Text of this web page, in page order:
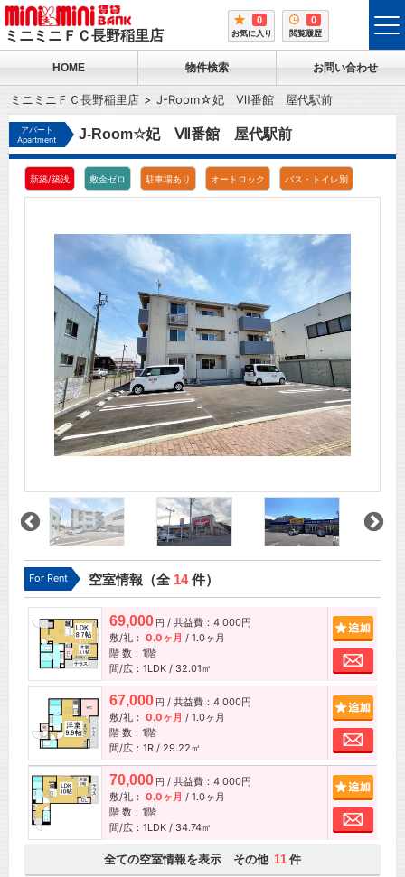
ミニミニＦＣ長野稲里店
0
お気に入り
0
閲覧履歴
HOME 物件検索 お問い合わせ
ミニミニＦＣ長野稲里店 J-Room☆妃 Ⅶ番館 屋代駅前
アパート
Apartment
J-Room☆妃 Ⅶ番館 屋代駅前
新築/築浅 敷金ゼロ 駐車場あり オートロック バス・トイレ別
For Rent 空室情報（全 14件）
69,000 円 / 共益費：4,000円
敷/礼： 0.0ヶ月 / 1.0ヶ月
階 数：1階
間/広：1LDK / 32.01㎡
お問
67,000 円 / 共益費：4,000円
敷/礼： 0.0ヶ月 / 1.0ヶ月
階 数：1階
間/広：1R / 29.22㎡
お問
70,000 円 / 共益費：4,000円
敷/礼： 0.0ヶ月 / 1.0ヶ月
階 数：1階
間/広：1LDK / 34.74㎡
お問
全ての空室情報を表示 その他 11 件